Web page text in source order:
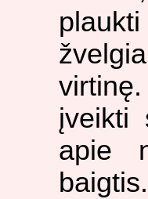
įveikti
apie
baigtis.